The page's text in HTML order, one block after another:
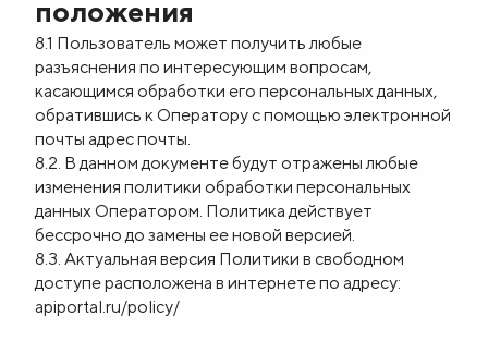
положения
8.1 Пользователь может получить любые
разъяснения по интересующим вопросам,
касающимся обработки его персональных данных,
обратившись к Оператору с помощью электронной
почты адрес почты.
8.2. В данном документе будут отражены любые
изменения политики обработки персональных
данных Оператором. Политика действует
бессрочно до замены ее новой версией.
8.3. Актуальная версия Политики в свободном
доступе расположена в интернете по адресу:
apiportal.ru/policy/